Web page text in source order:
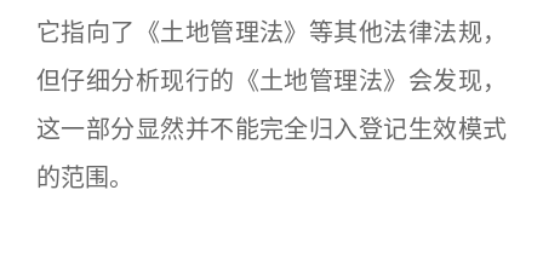
它指向了《土地管理法》等其他法律法规，
但仔细分析现行的《土地管理法》会发现，
这一部分显然并不能完全归入登记生效模式
的范围。